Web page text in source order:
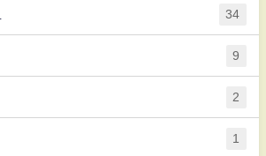
34
9
2
1